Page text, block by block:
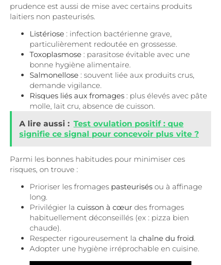
prudence est aussi de mise avec certains produits
laitiers non pasteurisés.
Listériose : infection bactérienne grave,
particulièrement redoutée en grossesse.
Toxoplasmose : parasitose évitable avec une
bonne hygiène alimentaire.
Salmonellose : souvent liée aux produits crus,
demande vigilance.
Risques liés aux fromages : plus élevés avec pâte
molle, lait cru, absence de cuisson.
A lire aussi : Test ovulation positif : que
signifie ce signal pour concevoir plus vite ?
Parmi les bonnes habitudes pour minimiser ces
risques, on trouve :
Prioriser les fromages pasteurisés ou à affinage
long.
Privilégier la cuisson à cœur des fromages
habituellement déconseillés (ex : pizza bien
chaude).
Respecter rigoureusement la chaîne du froid.
Adopter une hygiène irréprochable en cuisine.